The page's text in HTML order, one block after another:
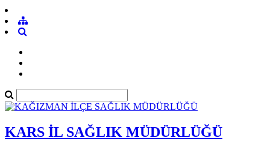
KARS İL SAĞLIK MÜDÜRLÜĞÜ